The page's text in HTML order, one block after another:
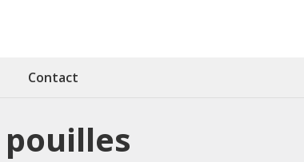
Contact
pouilles